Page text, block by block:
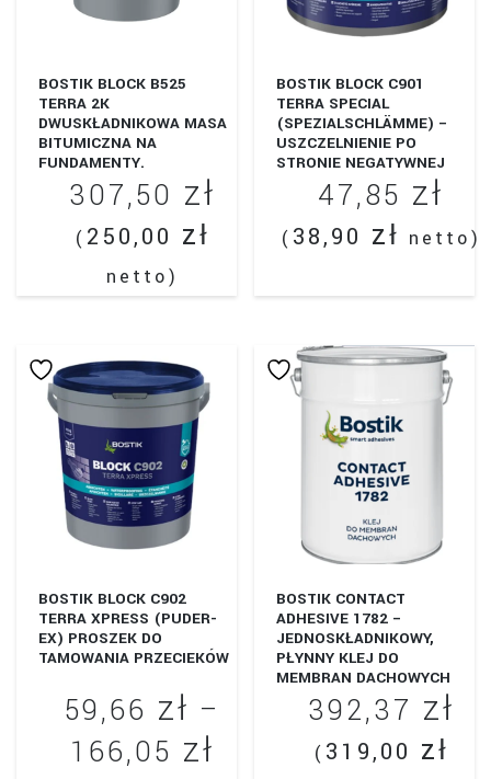
produktu
BOSTIK BLOCK B525
TERRA 2K
DWUSKŁADNIKOWA MASA
BITUMICZNA NA
FUNDAMENTY.
307,50 zł
( 250,00 zł
netto)
BOSTIK BLOCK C901
TERRA SPECIAL
(SPEZIALSCHLÄMME) –
USZCZELNIENIE PO
STRONIE NEGATYWNEJ
47,85 zł
( 38,90 zł netto)
BOSTIK BLOCK C902
TERRA XPRESS (PUDER-
EX) PROSZEK DO
TAMOWANIA PRZECIEKÓW
59,66 zł –
166,05 zł Zakres
BOSTIK CONTACT
ADHESIVE 1782 –
JEDNOSKŁADNIKOWY,
PŁYNNY KLEJ DO
MEMBRAN DACHOWYCH
392,37 zł
( 319,00 zł